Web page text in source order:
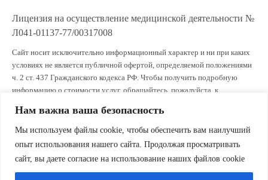
Нам важна ваша безопасность
Мы используем файлы cookie, чтобы обеспечить вам наилучший
опыт использования нашего сайта. Продолжая просматривать
сайт, вы даете согласие на использование наших файлов cookie
Лицензия на осуществление медицинской деятельности №
Л041-01137-77/00317008
Сайт носит исключительно информационный характер и ни при каких
условиях не является публичной офертой, определяемой положениями
ч. 2 ст. 437 Гражданского кодекса РФ. Чтобы получить подробную
информацию о стоимости услуг, обращайтесь, пожалуйста, к
СПЕЦИАЛИСТОМ